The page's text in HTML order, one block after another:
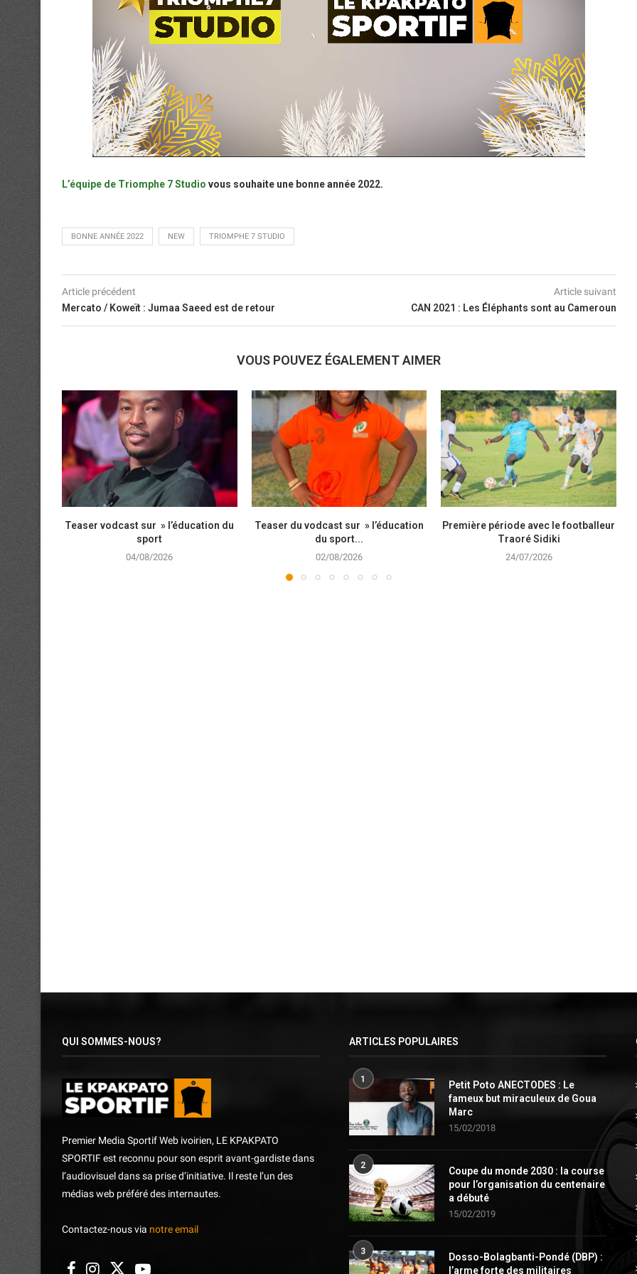
L’équipe de Triomphe 7 Studio vous souhaite une bonne année 2022.
BONNE ANNÉE 2022 NEW TRIOMPHE 7 STUDIO
Article précédent
Mercato / Koweït : Jumaa Saeed est de retour
Article suivant
CAN 2021 : Les Éléphants sont au Cameroun
VOUS POUVEZ ÉGALEMENT AIMER
Teaser vodcast sur » l’éducation du
sport
04/08/2026
Teaser du vodcast sur » l’éducation
du sport...
02/08/2026
Première période avec le footballeur
Traoré Sidiki
24/07/2026
QUI SOMMES-NOUS?
Premier Media Sportif Web ivoirien, LE KPAKPATO
SPORTIF est reconnu pour son esprit avant-gardiste dans
l’audiovisuel dans sa prise d’initiative. Il reste l’un des
médias web préféré des internautes.
Contactez-nous via notre email
ARTICLES POPULAIRES
1
Petit Poto ANECTODES : Le
fameux but miraculeux de Goua
Marc
15/02/2018
2
Coupe du monde 2030 : la course
pour l’organisation du centenaire
a débuté
15/02/2019
3
Dosso-Bolagbanti-Pondé (DBP) :
l’arme forte des militaires